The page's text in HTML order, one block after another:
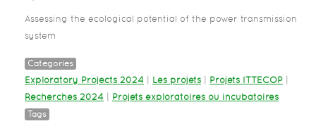
Assessing the ecological potential of the power transmission
system
Categories
Exploratory Projects 2024 Les projets Projets ITTECOP
Recherches 2024
Projets exploratoires ou incubatoires
Tags